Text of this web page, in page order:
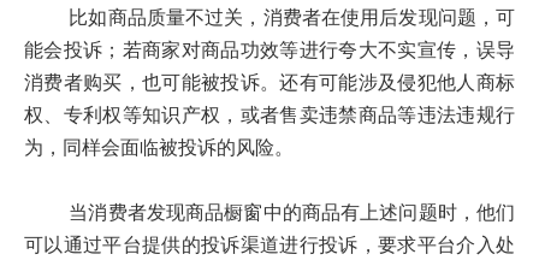
比如商品质量不过关，消费者在使用后发现问题，可
能会投诉；若商家对商品功效等进行夸大不实宣传，误导
消费者购买，也可能被投诉。还有可能涉及侵犯他人商标
权、专利权等知识产权，或者售卖违禁商品等违法违规行
为，同样会面临被投诉的风险。
当消费者发现商品橱窗中的商品有上述问题时，他们
可以通过平台提供的投诉渠道进行投诉，要求平台介入处